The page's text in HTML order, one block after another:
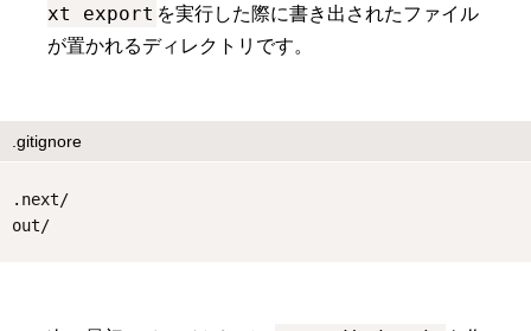
xt export を実行した際に書き出されたファイル
が置かれるディレクトリです。
.gitignore
.next/
out/